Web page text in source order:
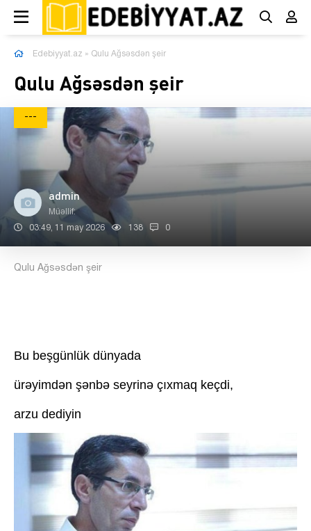
Edebiyyat.az » Qulu Ağsəsdən şeir
Qulu Ağsəsdən şeir
---
admin
Müəllif:
03:49, 11 may 2026 138 0
Qulu Ağsəsdən şeir
Bu beşgünlük dünyada
ürəyimdən şənbə seyrinə çıxmaq keçdi,
arzu dediyin